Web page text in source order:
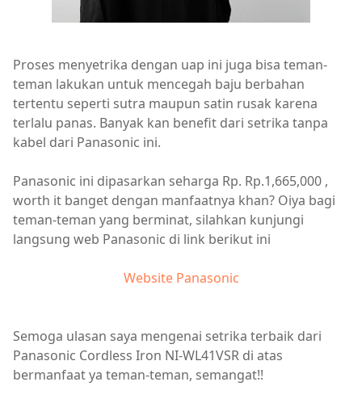
Proses menyetrika dengan uap ini juga bisa teman-
teman lakukan untuk mencegah baju berbahan
tertentu seperti sutra maupun satin rusak karena
terlalu panas. Banyak kan benefit dari setrika tanpa
kabel dari Panasonic ini.
Panasonic ini dipasarkan seharga Rp. Rp.1,665,000 ,
worth it banget dengan manfaatnya khan? Oiya bagi
teman-teman yang berminat, silahkan kunjungi
langsung web Panasonic di link berikut ini
Website Panasonic
Semoga ulasan saya mengenai setrika terbaik dari
Panasonic Cordless Iron NI-WL41VSR di atas
bermanfaat ya teman-teman, semangat!!